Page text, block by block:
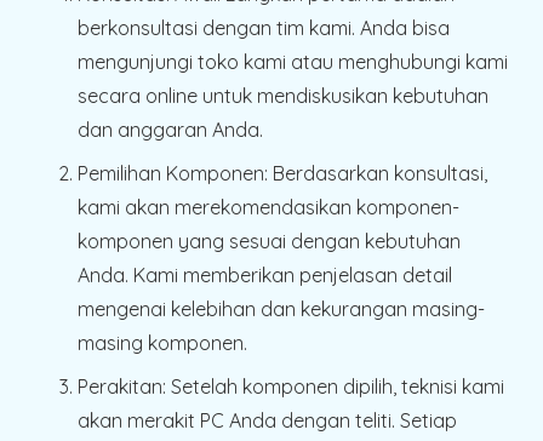
berkonsultasi dengan tim kami. Anda bisa
mengunjungi toko kami atau menghubungi kami
secara online untuk mendiskusikan kebutuhan
dan anggaran Anda.
Pemilihan Komponen: Berdasarkan konsultasi,
kami akan merekomendasikan komponen-
komponen yang sesuai dengan kebutuhan
Anda. Kami memberikan penjelasan detail
mengenai kelebihan dan kekurangan masing-
masing komponen.
Perakitan: Setelah komponen dipilih, teknisi kami
akan merakit PC Anda dengan teliti. Setiap